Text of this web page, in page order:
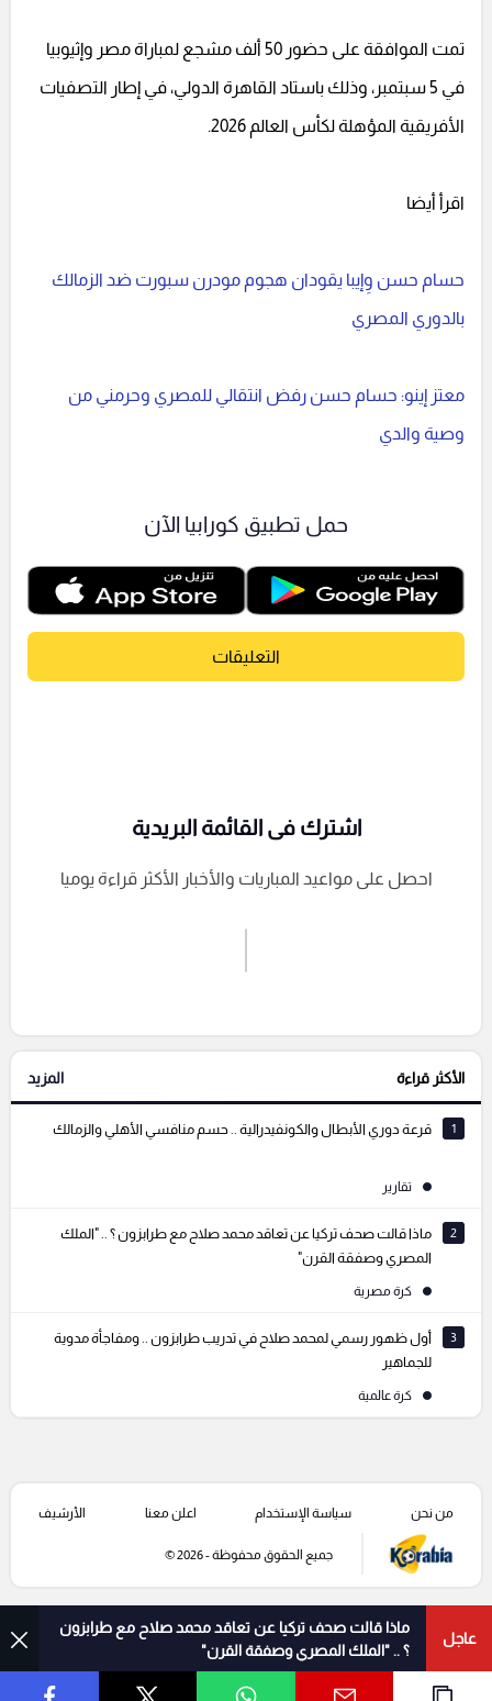
تمت الموافقة على حضور 50 ألف مشجع لمباراة مصر وإثيوبيا
في 5 سبتمبر، وذلك باستاد القاهرة الدولي، في إطار التصفيات
الأفريقية المؤهلة لكأس العالم 2026.
اقرأ أيضا
حسام حسن وِإيبا يقودان هجوم مودرن سبورت ضد الزمالك
بالدوري المصري
معتز إينو: حسام حسن رفض انتقالي للمصري وحرمني من
وصية والدي
حمل تطبيق كورابيا الآن
التعليقات
إرسال تعليق
التعليقات السابقة
اشترك فى القائمة البريدية
احصل على مواعيد المباريات والأخبار الأكثر قراءة يوميا
الأكثر قراءة المزيد
1 قرعة دوري الأبطال والكونفيدرالية .. حسم منافسي الأهلي والزمالك
تقارير
2
ماذا قالت صحف تركيا عن تعاقد محمد صلاح مع طرابزون ؟ .. "الملك
المصري وصفقة القرن"
كرة مصرية
3
أول ظهور رسمي لمحمد صلاح في تدريب طرابزون .. ومفاجأة مدوية
للجماهير
كرة عالمية
عاجل
ماذا قالت صحف تركيا عن تعاقد محمد صلاح مع طرابزون
؟ .. "الملك المصري وصفقة القرن"
من نحن سياسة الإستخدام اعلن معنا الأرشيف
جميع الحقوق محفوظة - 2026 ©